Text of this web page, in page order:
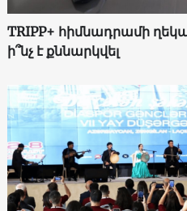
TRIPP+ հիմնադրամի
ի՞նչ է քննարկվել